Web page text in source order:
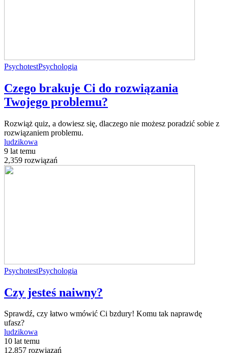
PsychotestPsychologia
Czego brakuje Ci do rozwiązania
Twojego problemu?
Rozwiąż quiz, a dowiesz się, dlaczego nie możesz poradzić sobie z
rozwiązaniem problemu.
ludzikowa
9 lat temu
2,359 rozwiązań
PsychotestPsychologia
Czy jesteś naiwny?
Sprawdź, czy łatwo wmówić Ci bzdury! Komu tak naprawdę
ufasz?
ludzikowa
10 lat temu
12,857 rozwiązań